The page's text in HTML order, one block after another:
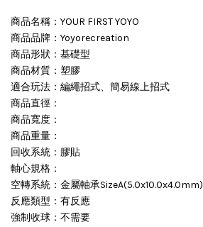
商品名稱：YOUR FIRST YOYO
商品品牌：Yoyorecreation
商品形狀：基礎型
商品材質：塑膠
適合玩法：編繩招式、簡易線上招式
商品直徑：
商品寬度：
商品重量：
回收系統：膠貼
軸心規格：
空轉系統：金屬軸承SizeA(5.0x10.0x4.0mm)
反應類型：有反應
強制收球：不需要